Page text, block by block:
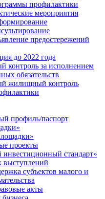
профилактики
мероприятия
предостережений
до 2022 года
контроль за исполнением
обязательств
жилищный контроль
профиль/паспорт
проекты
инвестиционный стандарт»
выступлений
субъектов малого и
акты